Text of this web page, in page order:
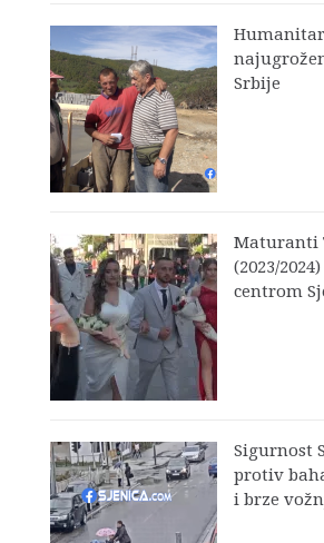
Srbije
Maturanti
(2023/
centrom
Sigurnost
protiv
i brze